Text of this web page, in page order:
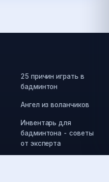
25 причин играть в
бадминтон
Ангел из воланчиков
Инвентарь для
бадминтона - советы
от эксперта